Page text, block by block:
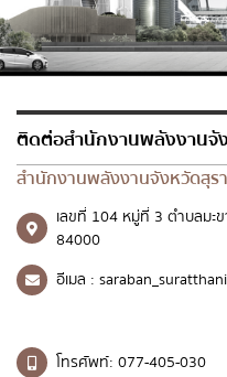
ติดต่อสำนักงานพลังงานจั
สำนักงานพลังงานจังหวัดสุร
เลขที่ 104 หมู่ที่ 3 ตำบลมะ
84000
อีเมล :
โทรศัพท์: 077-405-030